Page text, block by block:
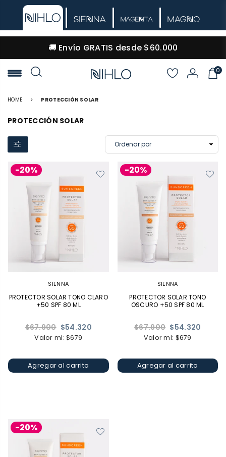
🚚 Envío GRATIS desde $60.000
NIHLO
0
HOME > PROTECCIÓN SOLAR
PROTECCIÓN SOLAR
-20%
SIENNA
PROTECTOR SOLAR TONO CLARO
+50 SPF 80 ML
Precio
habitual
$67.900 $54.320
Valor ml: $679
Agregar al carrito
-20%
SIENNA
PROTECTOR SOLAR TONO
OSCURO +50 SPF 80 ML
Precio
habitual
$67.900 $54.320
Valor ml: $679
Agregar al carrito
-20%